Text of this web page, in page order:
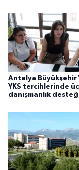
Antalya
YKS tercihlerinde
danışmanlık